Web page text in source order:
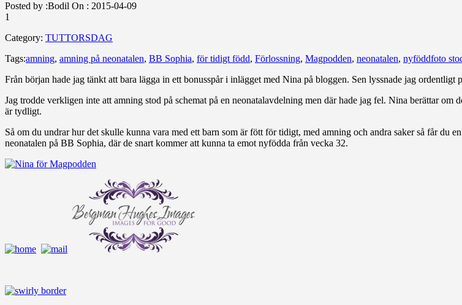
Posted by :Bodil On : 2015-04-09
1
Category: TUTTORSDAG
Tags:amning, amning på neonatalen, BB Sophia, för tidigt född, Förlossning, Magpodden, neonatalen, nyföddfoto
Från början hade jag tänkt att bara lägga in ett bonusspår i inlägget med Nina på bloggen. Sen lyssnade jag ordentligt
Jag trodde verkligen inte att amning stod på schemat på en neonatalavdelning men där hade jag fel. Nina berättar
är tydligt.
Så om du undrar hur det skulle kunna vara med ett barn som är fött för tidigt, med amning och andra saker så får du
neonatalen på BB Sophia, där de snart kommer att kunna ta emot nyfödda från vecka 32.